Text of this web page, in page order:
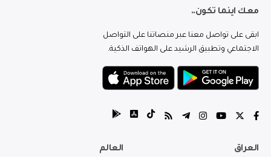
معك اينما تكون..
ابقى على تواصل معنا عبر منصاتنا على التواصل
الاجتماعي وتطبيق الرشيد على الهواتف الذكية.
العراق العالم